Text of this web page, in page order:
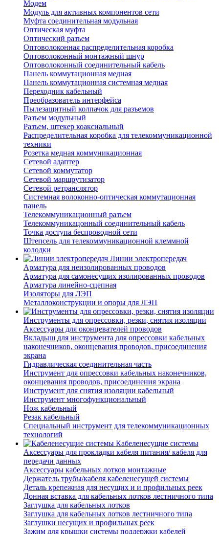
Модем
Модуль для активных компонентов сети
Муфта соединительная модульная
Оптическая муфта
Оптический разъем
Оптоволоконная распределительная коробка
Оптоволоконный монтажный шнур
Оптоволоконный соединительный кабель
Панель коммутационная медная
Панель коммутационная системная медная
Переходник кабельный
Преобразователь интерфейса
Пылезащитный колпачок для разъемов
Разъем модульный
Разъем, штекер коаксиальный
Распределительная коробка для телекоммуникационной
техники
Розетка медная коммуникационная
Сетевой адаптер
Сетевой коммутатор
Сетевой маршрутизатор
Сетевой ретранслятор
Системная волоконно-оптическая коммутационная
панель
Телекоммуникационный разъем
Телекоммуникацонный соединительный кабель
Точка доступа беспроводной сети
Штепсель для телекоммуникационной клеммной
колодки
Линии электропередач
Арматура для неизолированных проводов
Арматура для самонесущих изолированных проводов
Арматура линейно-сцепная
Изоляторы для ЛЭП
Металлоконструкции и опоры для ЛЭП
Инструменты для опрессовки, резки, снятия изоляции
Аксессуары для оконцевателей проводов
Вкладыш для инструмента для опрессовки кабельных
наконечников, оконцевания проводов, присоединения
экрана
Гидравлическая соединительная часть
Инструмент для опрессовки кабельных наконечников,
оконцевания проводов, присоединения экрана
Инструмент для снятия изоляции кабельный
Инструмент многофункциональный
Нож кабельный
Резак кабельный
Специальный инструмент для телекоммуникационных
технологий
Кабеленесущие системы
Аксессуары для прокладки кабеля питания/ кабеля для
передачи данных
Аксессуары кабельных лотков монтажные
Держатель трубы/кабеля кабеленесущей системы
Деталь крепежная для несущих и и профильных реек
Донная вставка для кабельных лотков лестничного типа
Заглушка для кабельных лотков
Заглушка для кабельных лотков лестничного типа
Заглушки несущих и профильных реек
Зажим для крышки системы поддержки кабелей